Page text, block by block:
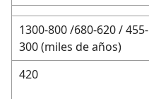
1300-800 /680-620 / 455-
300 (miles de años)
420